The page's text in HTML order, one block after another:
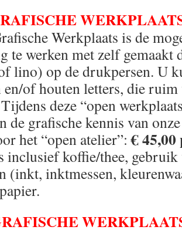
Werkplaats is de
te werken met zelf gemaakt
lino) op de drukpersen. U
en/of houten letters, die
deze “open
de grafische kennis van
het “open atelier”:€ 45,00
inclusief koffie/thee, gebruik
(inkt, inktmessen,